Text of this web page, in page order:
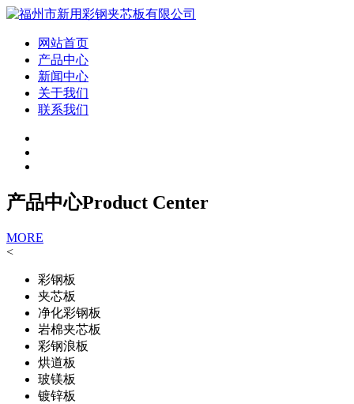
网站首页
产品中心
新闻中心
关于我们
联系我们
产品中心Product Center
MORE
<
彩钢板
夹芯板
净化彩钢板
岩棉夹芯板
彩钢浪板
烘道板
玻镁板
镀锌板